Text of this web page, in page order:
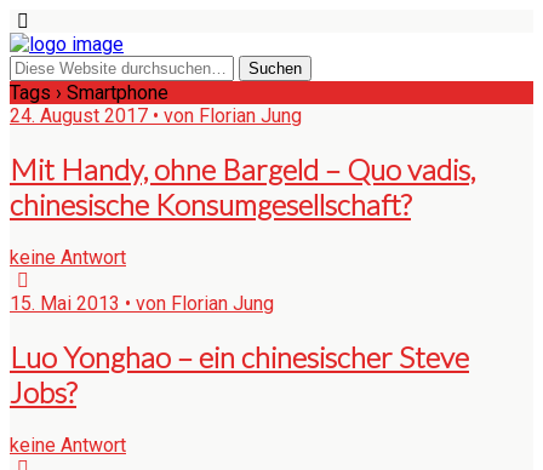
Tags › Smartphone
24. August 2017 • von Florian Jung
Mit Handy, ohne Bargeld – Quo vadis,
chinesische Konsumgesellschaft?
keine Antwort
15. Mai 2013 • von Florian Jung
Luo Yonghao – ein chinesischer Steve
Jobs?
keine Antwort